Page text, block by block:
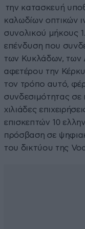
την κατασκευή
καλωδίων οπτικών
συνολικού μήκους
επένδυση που
των Κυκλάδων, των
αφετέρου την
τον τρόπο αυτό,
συνδεσιμότητας σε
χιλιάδες
επισκεπτών 10
πρόσβαση σε
του δικτύου της